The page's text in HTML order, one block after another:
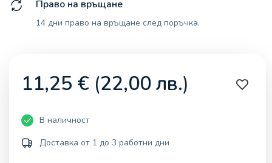
Право на връщане
14 дни право на връщане след поръчка.
11,25 € (22,00лв.)
В наличност
Доставка от 1 до 3 работни дни